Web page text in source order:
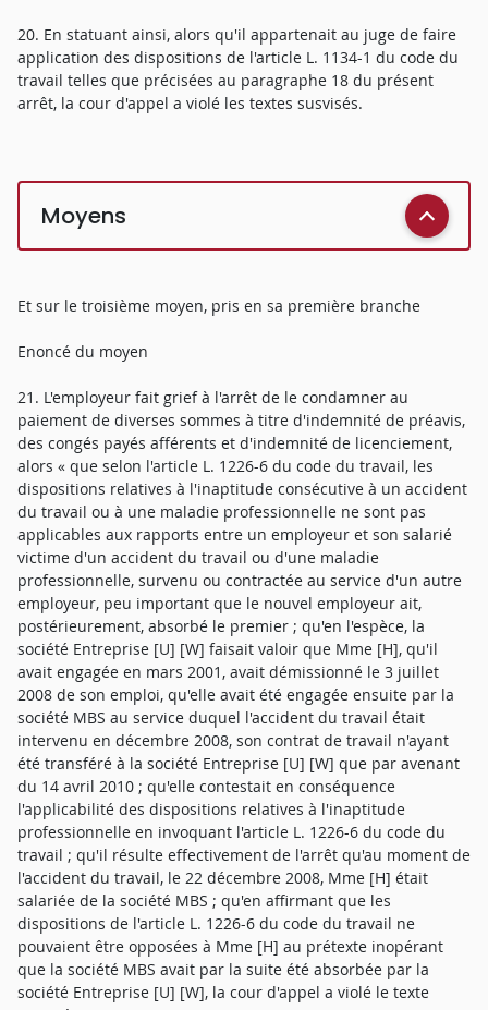
20. En statuant ainsi, alors qu'il appartenait au juge de faire
application des dispositions de l'article L. 1134-1 du code du
travail telles que précisées au paragraphe 18 du présent
arrêt, la cour d'appel a violé les textes susvisés.
Moyens
Et sur le troisième moyen, pris en sa première branche
Enoncé du moyen
21. L'employeur fait grief à l'arrêt de le condamner au
paiement de diverses sommes à titre d'indemnité de préavis,
des congés payés afférents et d'indemnité de licenciement,
alors « que selon l'article L. 1226-6 du code du travail, les
dispositions relatives à l'inaptitude consécutive à un accident
du travail ou à une maladie professionnelle ne sont pas
applicables aux rapports entre un employeur et son salarié
victime d'un accident du travail ou d'une maladie
professionnelle, survenu ou contractée au service d'un autre
employeur, peu important que le nouvel employeur ait,
postérieurement, absorbé le premier ; qu'en l'espèce, la
société Entreprise [U] [W] faisait valoir que Mme [H], qu'il
avait engagée en mars 2001, avait démissionné le 3 juillet
2008 de son emploi, qu'elle avait été engagée ensuite par la
société MBS au service duquel l'accident du travail était
intervenu en décembre 2008, son contrat de travail n'ayant
été transféré à la société Entreprise [U] [W] que par avenant
du 14 avril 2010 ; qu'elle contestait en conséquence
l'applicabilité des dispositions relatives à l'inaptitude
professionnelle en invoquant l'article L. 1226-6 du code du
travail ; qu'il résulte effectivement de l'arrêt qu'au moment de
l'accident du travail, le 22 décembre 2008, Mme [H] était
salariée de la société MBS ; qu'en affirmant que les
dispositions de l'article L. 1226-6 du code du travail ne
pouvaient être opposées à Mme [H] au prétexte inopérant
que la société MBS avait par la suite été absorbée par la
société Entreprise [U] [W], la cour d'appel a violé le texte